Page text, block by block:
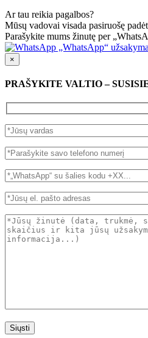
Ar tau reikia pagalbos?
Mūsų vadovai visada pasiruošę
Parašykite mums žinutę per
„WhatsApp“
×
PRAŠYKITE VALTIO –